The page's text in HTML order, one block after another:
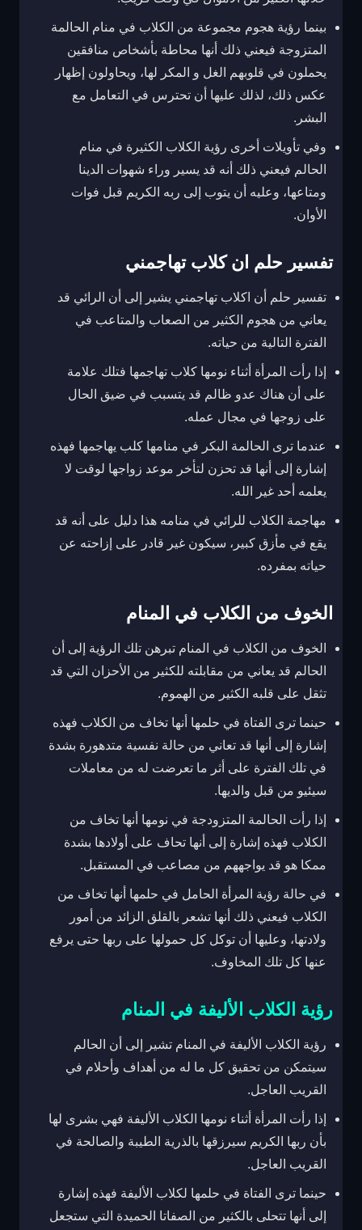
بينما رؤية هجوم مجموعة من الكلاب في منام الحالمة
المتزوجة فيعني ذلك أنها محاطة بأشخاص منافقين
يحملون في قلوبهم الغل و المكر لها، ويحاولون إظهار
عكس ذلك، لذلك عليها أن تحترس في التعامل مع
البشر.
وفي تأويلات أخرى رؤية الكلاب الكثيرة في منام
الحالم فيعني ذلك أنه قد يسير وراء شهوات الدينا
ومتاعها، وعليه أن يتوب إلى ربه الكريم قبل فوات
الأوان.
تفسير حلم ان كلاب تهاجمني
تفسير حلم أن اكلاب تهاجمني يشير إلى أن الرائي قد
يعاني من هجوم الكثير من الصعاب والمتاعب في
الفترة التالية من حياته.
إذا رأت المرأة أثناء نومها كلاب تهاجمها فتلك علامة
على أن هناك عدو ظالم قد يتسبب في ضيق الحال
على زوجها في مجال عمله.
عندما ترى الحالمة البكر في منامها كلب يهاجمها فهذه
إشارة إلى أنها قد تحزن لتأخر موعد زواجها لوقت لا
يعلمه أحد غير الله.
مهاجمة الكلاب للرائي في منامه هذا دليل على أنه قد
يقع في مأزق كبير، سيكون غير قادر على إزاحته عن
حياته بمفرده.
الخوف من الكلاب في المنام
الخوف من الكلاب في المنام تبرهن تلك الرؤية إلى أن
الحالم قد يعاني من مقابلته للكثير من الأحزان التي قد
تثقل على قلبه الكثير من الهموم.
حينما ترى الفتاة في حلمها أنها تخاف من الكلاب فهذه
إشارة إلى أنها قد تعاني من حالة نفسية متدهورة بشدة
في تلك الفترة على أثر ما تعرضت له من معاملات
سيئيو من قبل والديها.
إذا رأت الحالمة المتزودجة في نومها أنها تخاف من
الكلاب فهذه إشارة إلى أنها تحاف على أولادها بشدة
ممكا هو قد يواجههم من مصاعب في المستقبل.
في حالة رؤية المرأة الحامل في حلمها أنها تخاف من
الكلاب فيعني ذلك أنها تشعر بالقلق الزائد من أمور
ولادتها، وعليها أن توكل كل حمولها على ربها حتى يرفع
عنها كل تلك المخاوف.
رؤية الكلاب الأليفة في المنام
رؤية الكلاب الأليفة في المنام تشير إلى أن الحالم
سيتمكن من تحقيق كل ما له من أهداف وأحلام في
القريب العاجل.
إذا رأت المرأة أثناء نومها الكلاب الأليفة فهي بشرى لها
بأن ربها الكريم سيرزقها بالذرية الطيبة والصالحة في
القريب العاجل.
حينما ترى الفتاة في حلمها لكلاب الأليفة فهذه إشارة
إلى أنها تتحلى بالكثير من الصفاتا الحميدة التي ستجعل